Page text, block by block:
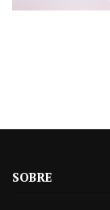
SOBRE